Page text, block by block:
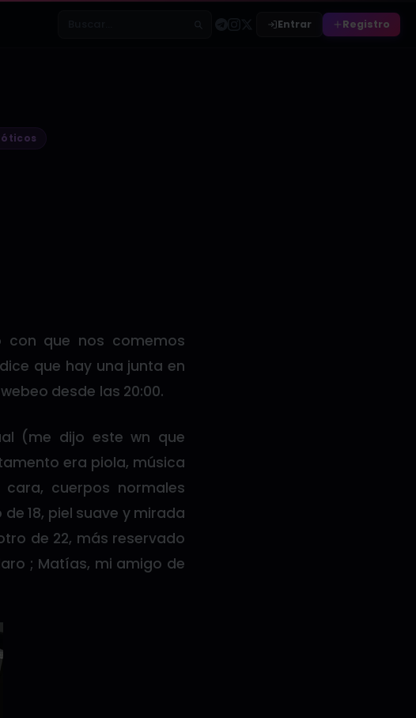
Entrar Registro
con que nos comemos
que hay una junta en
desde las 20:00.
(me dijo este wn que
era piola, música
cuerpos normales
18, piel suave y mirada
de 22, más reservado
; Matías, mi amigo de